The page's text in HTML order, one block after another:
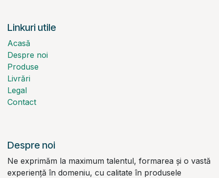
Linkuri utile
Acasă
Despre noi
Produse
Livrări
Legal
Contact
Despre noi
Ne exprimăm la maximum talentul, formarea și o vastă
experiență în domeniu, cu calitate în produsele